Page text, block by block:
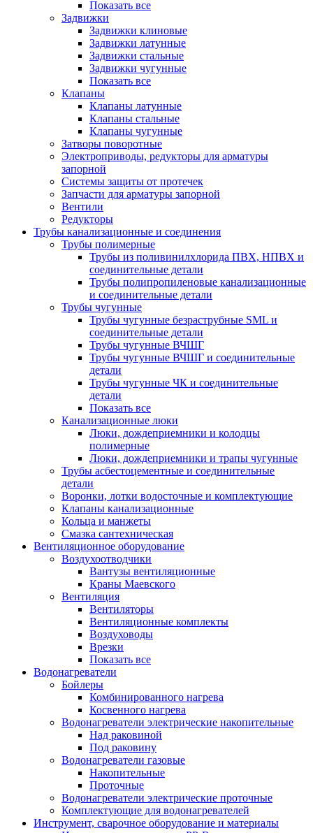
Показать все
Задвижки
Задвижки клиновые
Задвижки латунные
Задвижки стальные
Задвижки чугунные
Показать все
Клапаны
Клапаны латунные
Клапаны стальные
Клапаны чугунные
Затворы поворотные
Электроприводы, редукторы для арматуры
запорной
Системы защиты от протечек
Запчасти для арматуры запорной
Вентили
Редукторы
Трубы канализационные и соединения
Трубы полимерные
Трубы из поливинилхлорида ПВХ, НПВХ и
соединительные детали
Трубы полипропиленовые канализационные
и соединительные детали
Трубы чугунные
Трубы чугунные безраструбные SML и
соединительные детали
Трубы чугунные ВЧШГ
Трубы чугунные ВЧШГ и соединительные
детали
Трубы чугунные ЧК и соединительные
детали
Показать все
Канализационные люки
Люки, дождеприемники и колодцы
полимерные
Люки, дождеприемники и трапы чугунные
Трубы асбестоцементные и соединительные
детали
Воронки, лотки водосточные и комплектующие
Клапаны канализационные
Кольца и манжеты
Смазка сантехническая
Вентиляционное оборудование
Воздухоотводчики
Вантузы вентиляционные
Краны Маевского
Вентиляция
Вентиляторы
Вентиляционные комплекты
Воздуховоды
Врезки
Показать все
Водонагреватели
Бойлеры
Комбинированного нагрева
Косвенного нагрева
Водонагреватели электрические накопительные
Над раковиной
Под раковину
Водонагреватели газовые
Накопительные
Проточные
Водонагреватели электрические проточные
Комплектующие для водонагревателей
Инструмент, сварочное оборудование и материалы